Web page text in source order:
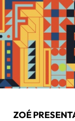
ZOÉ